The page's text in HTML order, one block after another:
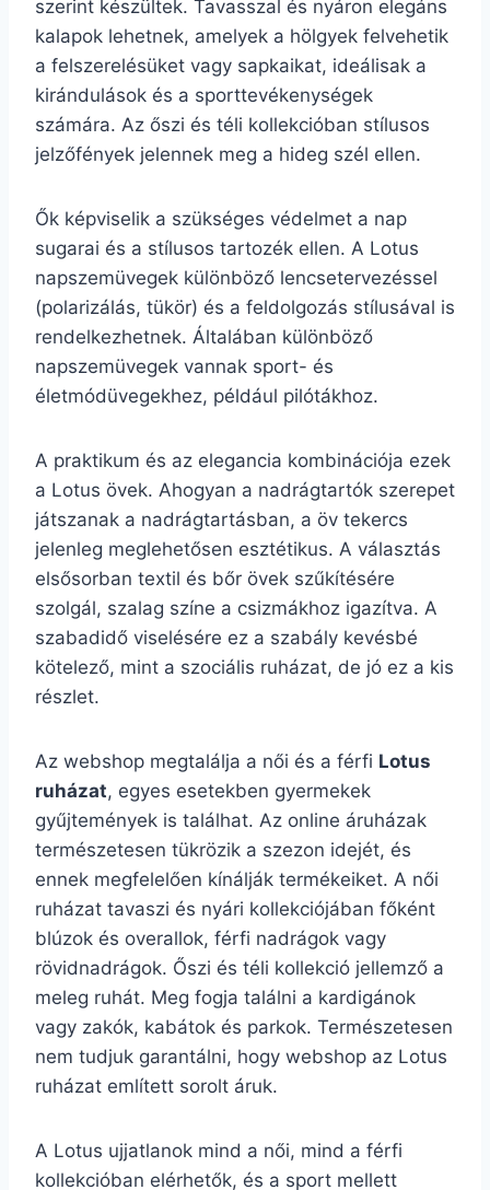
szerint készültek. Tavasszal és nyáron elegáns
kalapok lehetnek, amelyek a hölgyek felvehetik
a felszerelésüket vagy sapkaikat, ideálisak a
kirándulások és a sporttevékenységek
számára. Az őszi és téli kollekcióban stílusos
jelzőfények jelennek meg a hideg szél ellen.
Ők képviselik a szükséges védelmet a nap
sugarai és a stílusos tartozék ellen. A Lotus
napszemüvegek különböző lencsetervezéssel
(polarizálás, tükör) és a feldolgozás stílusával is
rendelkezhetnek. Általában különböző
napszemüvegek vannak sport- és
életmódüvegekhez, például pilótákhoz.
A praktikum és az elegancia kombinációja ezek
a Lotus övek. Ahogyan a nadrágtartók szerepet
játszanak a nadrágtartásban, a öv tekercs
jelenleg meglehetősen esztétikus. A választás
elsősorban textil és bőr övek szűkítésére
szolgál, szalag színe a csizmákhoz igazítva. A
szabadidő viselésére ez a szabály kevésbé
kötelező, mint a szociális ruházat, de jó ez a kis
részlet.
Az webshop megtalálja a női és a férfi Lotus
ruházat, egyes esetekben gyermekek
gyűjtemények is találhat. Az online áruházak
természetesen tükrözik a szezon idejét, és
ennek megfelelően kínálják termékeiket. A női
ruházat tavaszi és nyári kollekciójában főként
blúzok és overallok, férfi nadrágok vagy
rövidnadrágok. Őszi és téli kollekció jellemző a
meleg ruhát. Meg fogja találni a kardigánok
vagy zakók, kabátok és parkok. Természetesen
nem tudjuk garantálni, hogy webshop az Lotus
ruházat említett sorolt áruk.
A Lotus ujjatlanok mind a női, mind a férfi
kollekcióban elérhetők, és a sport mellett